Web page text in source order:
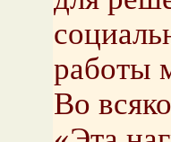
работы
Во